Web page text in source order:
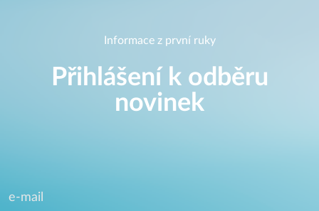
Informace z první ruky
Přihlášení k odběru
novinek